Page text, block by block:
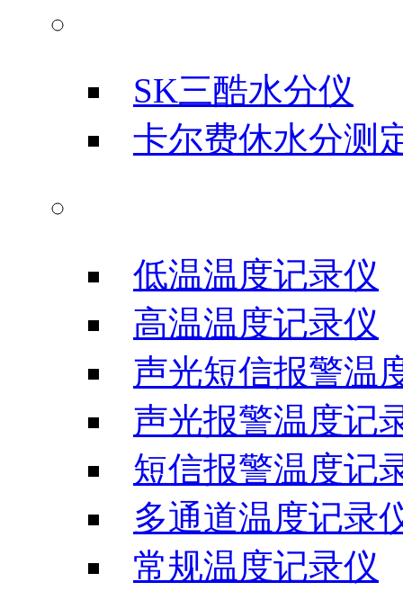
SK三酷水分仪
卡尔费休水分测
低温温度记录仪
高温温度记录仪
声光短信报警温
声光报警温度记
短信报警温度记
多通道温度记录
常规温度记录仪